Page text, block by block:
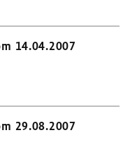
14.04.2007
29.08.2007